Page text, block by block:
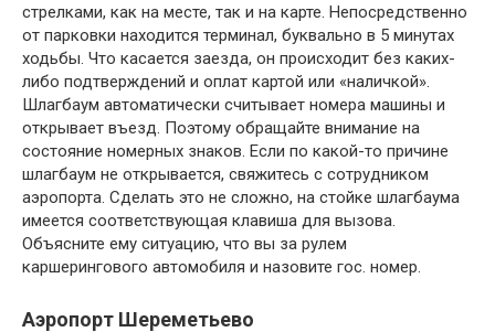
стрелками, как на месте, так и на карте. Непосредственно
от парковки находится терминал, буквально в 5 минутах
ходьбы. Что касается заезда, он происходит без каких-
либо подтверждений и оплат картой или «наличкой».
Шлагбаум автоматически считывает номера машины и
открывает въезд. Поэтому обращайте внимание на
состояние номерных знаков. Если по какой-то причине
шлагбаум не открывается, свяжитесь с сотрудником
аэропорта. Сделать это не сложно, на стойке шлагбаума
имеется соответствующая клавиша для вызова.
Объясните ему ситуацию, что вы за рулем
каршерингового автомобиля и назовите гос. номер.
Аэропорт Шереметьево